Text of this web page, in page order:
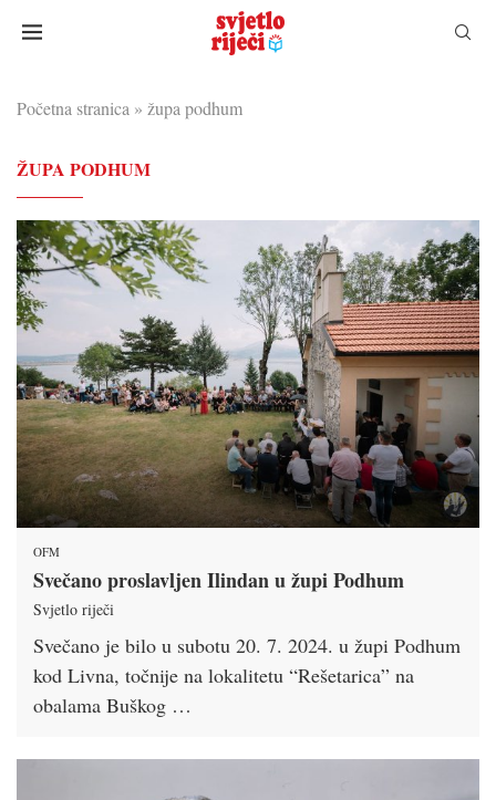
Početna stranica » župa podhum
ŽUPA PODHUM
OFM
Svečano proslavljen Ilindan u župi Podhum
Svjetlo riječi
Svečano je bilo u subotu 20. 7. 2024. u župi Podhum
kod Livna, točnije na lokalitetu “Rešetarica” na
obalama Buškog …